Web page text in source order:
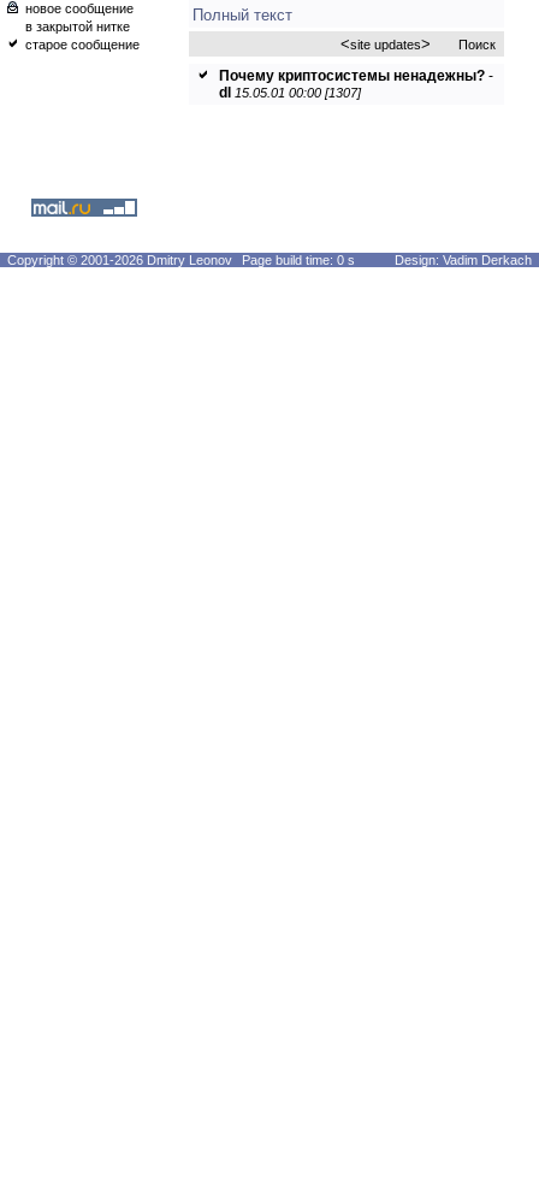
новое сообщение
в закрытой нитке
старое сообщение
Полный текст
<site updates> Поиск
Почему криптосистемы ненадежны? -
dl
15.05.01 00:00 [1307]
Copyright © 2001-2026 Dmitry Leonov Page build time: 0 s Design: Vadim Derkach